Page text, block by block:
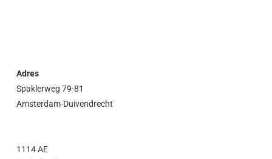
Adres
Spaklerweg 79-81
Amsterdam-Duivendrecht
1114 AE